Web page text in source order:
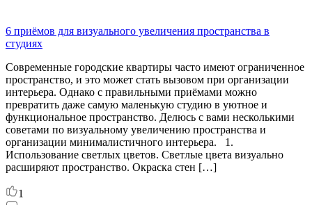
6 приёмов для визуального увеличения пространства в
студиях
Современные городские квартиры часто имеют ограниченное
пространство, и это может стать вызовом при организации
интерьера. Однако с правильными приёмами можно
превратить даже самую маленькую студию в уютное и
функциональное пространство. Делюсь с вами несколькими
советами по визуальному увеличению пространства и
организации минималистичного интерьера. 1.
Использование светлых цветов. Светлые цвета визуально
расширяют пространство. Окраска стен […]
1